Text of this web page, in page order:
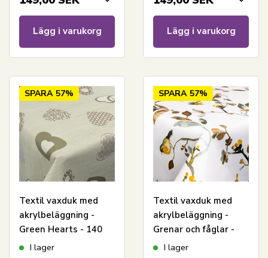
Lägg i varukorg Lägg i varukorg
SPARA 57%
Textil vaxduk med
akrylbeläggning -
Green Hearts - 140
cm bred - På metervis
I lager
SPARA 57%
Textil vaxduk med
akrylbeläggning -
Grenar och fåglar -
140 cm bred - På
I lager